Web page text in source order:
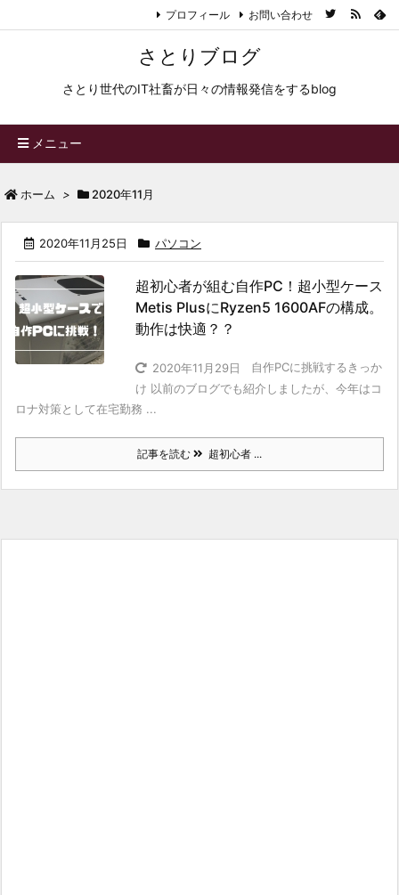
さとりブログ
さとり世代のIT社畜が日々の情報発信をするblog
メニュー
プロフィール お問い合わせ
ホーム > 2020年11月
2020年11月25日 パソコン
超初心者が組む自作PC！超小型ケース
Metis PlusにRyzen5 1600AFの構成。
動作は快適？？
2020年11月29日
自作PCに挑戦するきっか
け 以前のブログでも紹介しましたが、今年はコ
ロナ対策として在宅勤務 ...
記事を読む 超初心者 ...